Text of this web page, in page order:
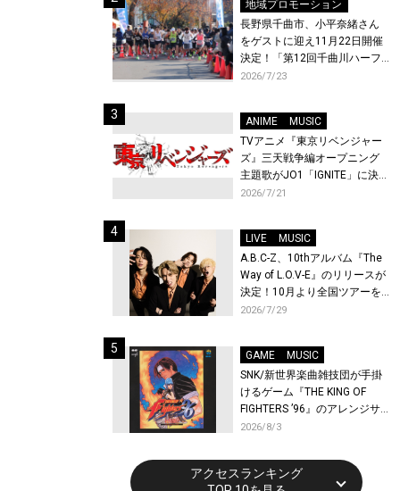
地域プロモーション
長野県千曲市、小平奈緒さん
をゲストに迎え11月22日開催
決定！「第12回千曲川ハーフ
マラソン」エントリー受付開
2026/7/23
ANIME
MUSIC
TVアニメ『東京リベンジャー
ズ』三天戦争編オープニング
主題歌がJO1「IGNITE」に決
定！メンバー全員から喜びと
先行上映会を開催！
2026/7/21
LIVE
MUSIC
A.B.C-Z、10thアルバム『The
Way of L.O.V-E』のリリースが
決定！10月より全国ツアーを
開催！
2026/7/29
GAME
MUSIC
SNK/新世界楽曲雑技団が手掛
けるゲーム『THE KING OF
FIGHTERS ’96』のアレンジサ
ウンドトラックが配信開始！
2026/8/3
アクセスランキング